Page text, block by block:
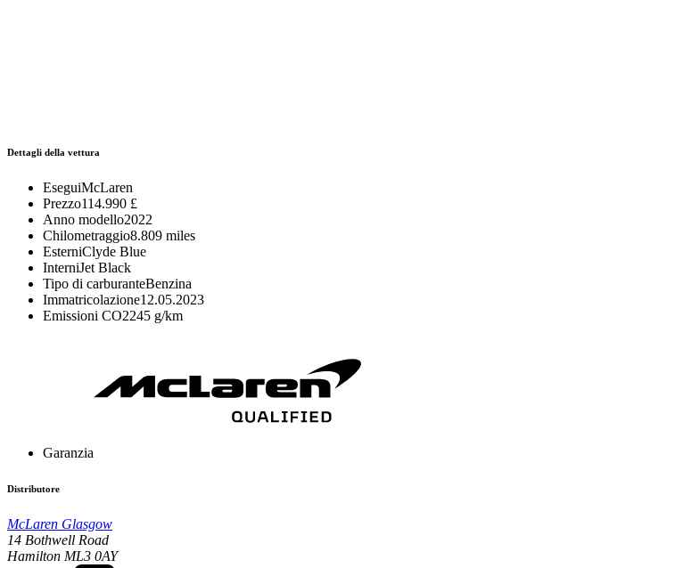
Dettagli della vettura
EseguiMcLaren
Prezzo114.990 £
Anno modello2022
Chilometraggio8.809 miles
EsterniClyde Blue
InterniJet Black
Tipo di carburanteBenzina
Immatricolazione12.05.2023
Emissioni CO2245 g/km
Garanzia
Distributore
McLaren Glasgow
14 Bothwell Road
Hamilton ML3 0AY